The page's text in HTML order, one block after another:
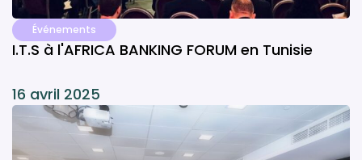
Événements
I.T.S à l'AFRICA BANKING FORUM en Tunisie
16 avril 2025